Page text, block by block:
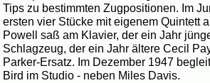
Tips zu bestimmten Zugpositionen. Im
ersten vier Stücke mit eigenem Quintett
Powell saß am Klavier, der ein Jahr
Schlagzeug, der ein Jahr ältere Cecil
Parker-Ersatz. Im Dezember 1947
Bird im Studio - neben Miles Davis.